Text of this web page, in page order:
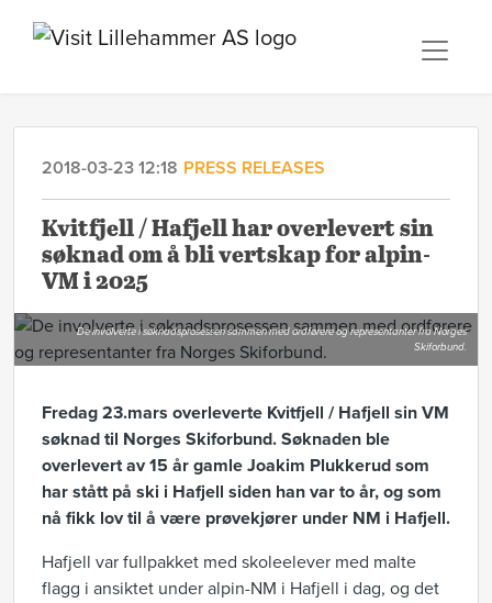
2018-03-23 12:18 PRESS RELEASES
Kvitfjell / Hafjell har overlevert sin
søknad om å bli vertskap for alpin-
VM i 2025
De involverte i søknadsprosessen sammen med ordførere og representanter fra Norges
Skiforbund.
Fredag 23.mars overleverte Kvitfjell / Hafjell sin VM
søknad til Norges Skiforbund. Søknaden ble
overlevert av 15 år gamle Joakim Plukkerud som
har stått på ski i Hafjell siden han var to år, og som
nå fikk lov til å være prøvekjører under NM i Hafjell.
Hafjell var fullpakket med skoleelever med malte
flagg i ansiktet under alpin-NM i Hafjell i dag, og det